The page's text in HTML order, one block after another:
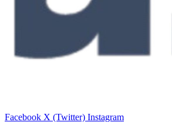
Facebook X (Twitter) Instagram